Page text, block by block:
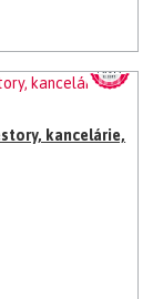
kancelárie,